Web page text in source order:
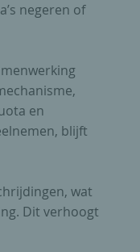
negeren of
en
blijft
wat
Dit verhoogt